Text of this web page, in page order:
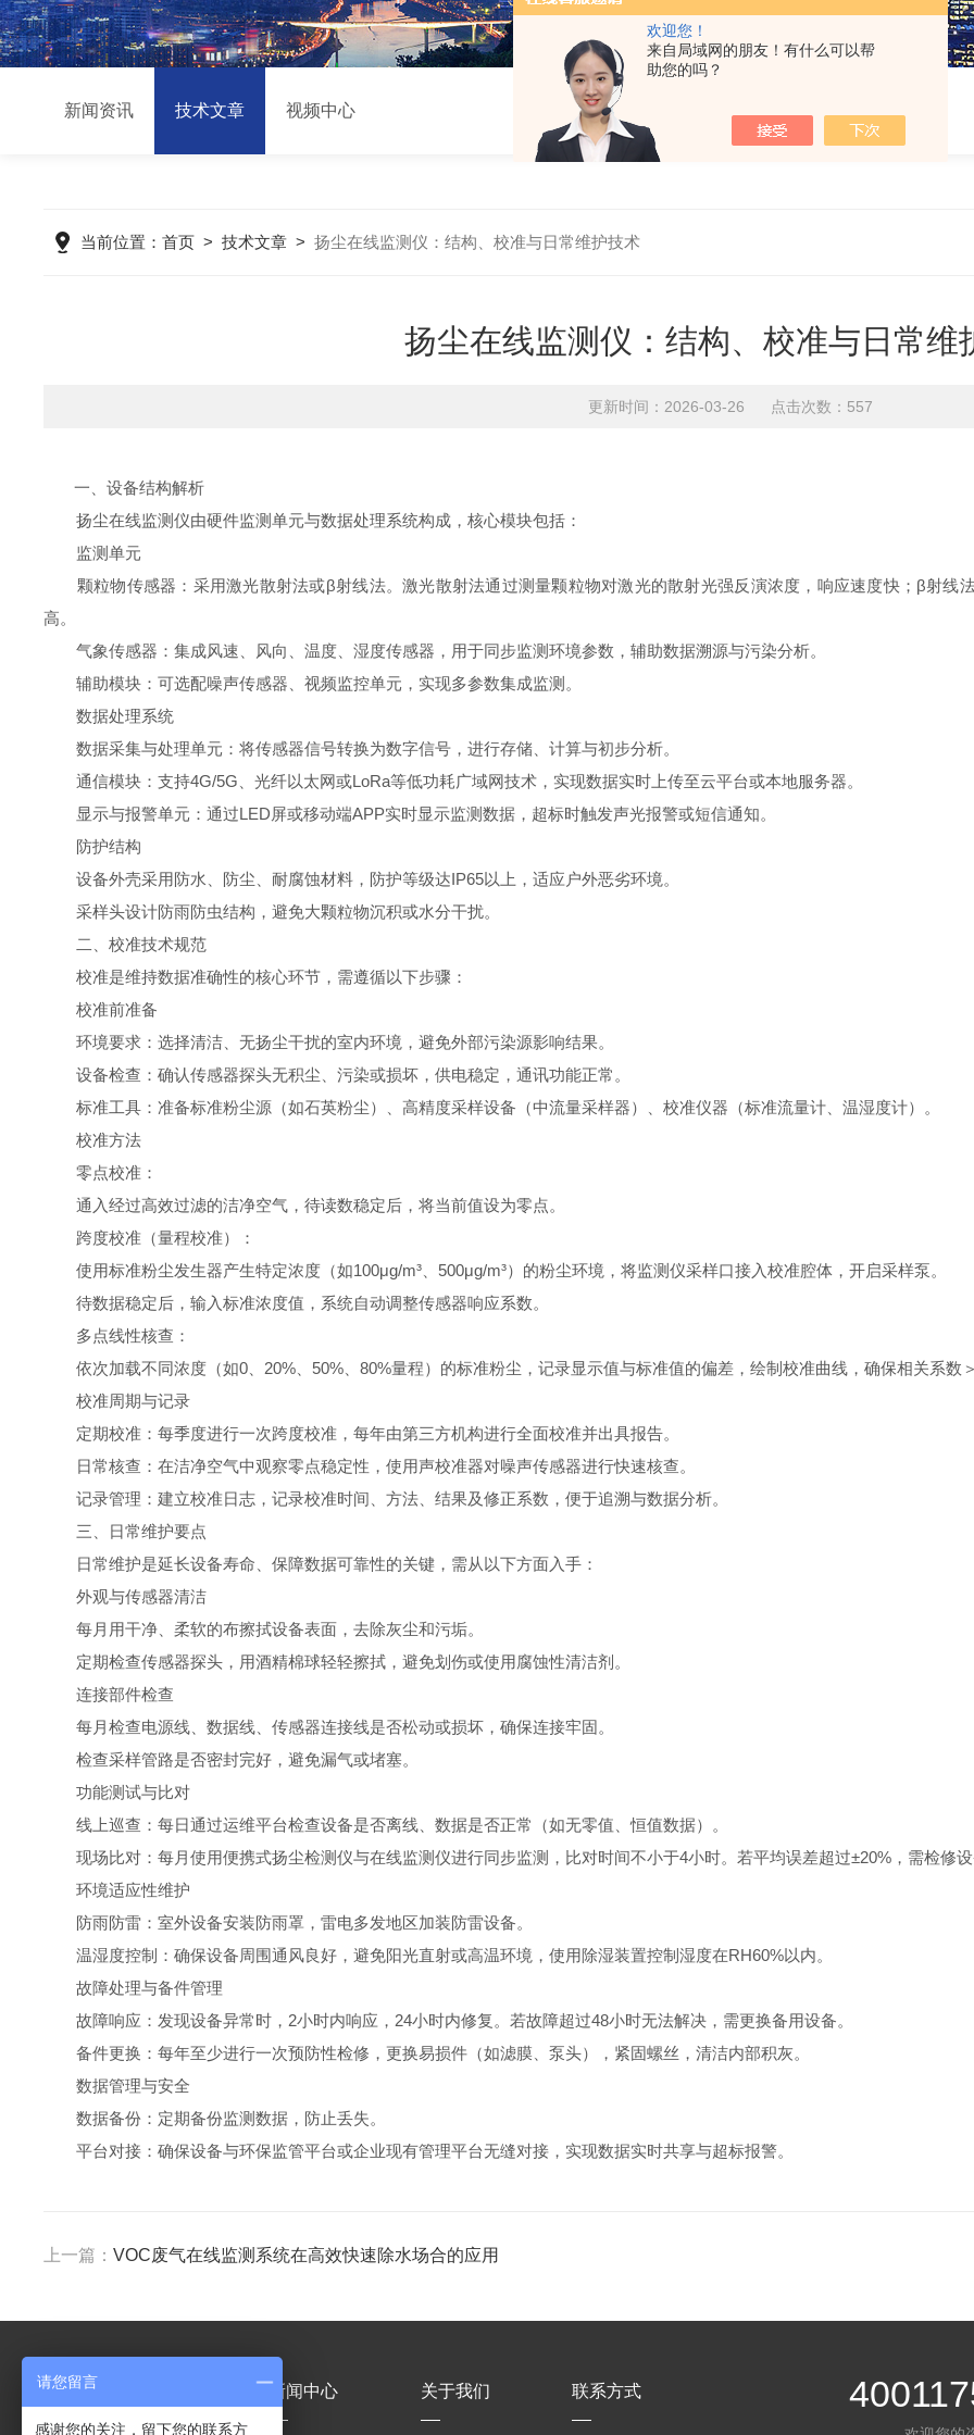
欢迎您！
来自局域网的朋友！有什么可以帮
助您的吗？
新闻资讯 技术文章 视频中心
当前位置：首页 >技术文章 >扬尘在线监测仪：结构、校准与日常维护技术
扬尘在线监测仪：结构、校准与日常维
更新时间：2026-03-26 点击次数：557
一、设备结构解析
扬尘在线监测仪由硬件监测单元与数据处理系统构成，核心模块包括：
监测单元
颗粒物传感器：采用激光散射法或β射线法。激光散射法通过测量颗粒物对激光的散射光强反演浓度，响应速度快；β射线
高。
气象传感器：集成风速、风向、温度、湿度传感器，用于同步监测环境参数，辅助数据溯源与污染分析。
辅助模块：可选配噪声传感器、视频监控单元，实现多参数集成监测。
数据处理系统
数据采集与处理单元：将传感器信号转换为数字信号，进行存储、计算与初步分析。
通信模块：支持4G/5G、光纤以太网或LoRa等低功耗广域网技术，实现数据实时上传至云平台或本地服务器。
显示与报警单元：通过LED屏或移动端APP实时显示监测数据，超标时触发声光报警或短信通知。
防护结构
设备外壳采用防水、防尘、耐腐蚀材料，防护等级达IP65以上，适应户外恶劣环境。
采样头设计防雨防虫结构，避免大颗粒物沉积或水分干扰。
二、校准技术规范
校准是维持数据准确性的核心环节，需遵循以下步骤：
校准前准备
环境要求：选择清洁、无扬尘干扰的室内环境，避免外部污染源影响结果。
设备检查：确认传感器探头无积尘、污染或损坏，供电稳定，通讯功能正常。
标准工具：准备标准粉尘源（如石英粉尘）、高精度采样设备（中流量采样器）、校准仪器（标准流量计、温湿度计）。
校准方法
零点校准：
通入经过高效过滤的洁净空气，待读数稳定后，将当前值设为零点。
跨度校准（量程校准）：
使用标准粉尘发生器产生特定浓度（如100μg/m³、500μg/m³）的粉尘环境，将监测仪采样口接入校准腔体，开启采样泵。
待数据稳定后，输入标准浓度值，系统自动调整传感器响应系数。
多点线性核查：
依次加载不同浓度（如0、20%、50%、80%量程）的标准粉尘，记录显示值与标准值的偏差，绘制校准曲线，确保相关系数
校准周期与记录
定期校准：每季度进行一次跨度校准，每年由第三方机构进行全面校准并出具报告。
日常核查：在洁净空气中观察零点稳定性，使用声校准器对噪声传感器进行快速核查。
记录管理：建立校准日志，记录校准时间、方法、结果及修正系数，便于追溯与数据分析。
三、日常维护要点
日常维护是延长设备寿命、保障数据可靠性的关键，需从以下方面入手：
外观与传感器清洁
每月用干净、柔软的布擦拭设备表面，去除灰尘和污垢。
定期检查传感器探头，用酒精棉球轻轻擦拭，避免划伤或使用腐蚀性清洁剂。
连接部件检查
每月检查电源线、数据线、传感器连接线是否松动或损坏，确保连接牢固。
检查采样管路是否密封完好，避免漏气或堵塞。
功能测试与比对
线上巡查：每日通过运维平台检查设备是否离线、数据是否正常（如无零值、恒值数据）。
现场比对：每月使用便携式扬尘检测仪与在线监测仪进行同步监测，比对时间不小于4小时。若平均误差超过±20%，需检修
环境适应性维护
防雨防雷：室外设备安装防雨罩，雷电多发地区加装防雷设备。
温湿度控制：确保设备周围通风良好，避免阳光直射或高温环境，使用除湿装置控制湿度在RH60%以内。
故障处理与备件管理
故障响应：发现设备异常时，2小时内响应，24小时内修复。若故障超过48小时无法解决，需更换备用设备。
备件更换：每年至少进行一次预防性检修，更换易损件（如滤膜、泵头），紧固螺丝，清洁内部积灰。
数据管理与安全
数据备份：定期备份监测数据，防止丢失。
平台对接：确保设备与环保监管平台或企业现有管理平台无缝对接，实现数据实时共享与超标报警。
上一篇：VOC废气在线监测系统在高效快速除水场合的应用
产品中心 新闻中心 关于我们 联系方式
请您留言
感谢您的关注，留下您的联系方